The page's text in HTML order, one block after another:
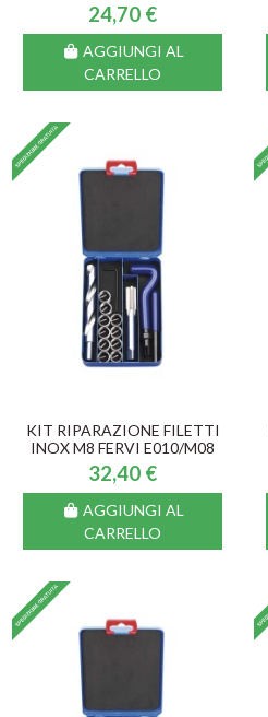
24,70 €
AGGIUNGI AL
CARRELLO
KIT RIPARAZIONE FILETTI
INOX M8 FERVI E010/M08
32,40 €
AGGIUNGI AL
CARRELLO